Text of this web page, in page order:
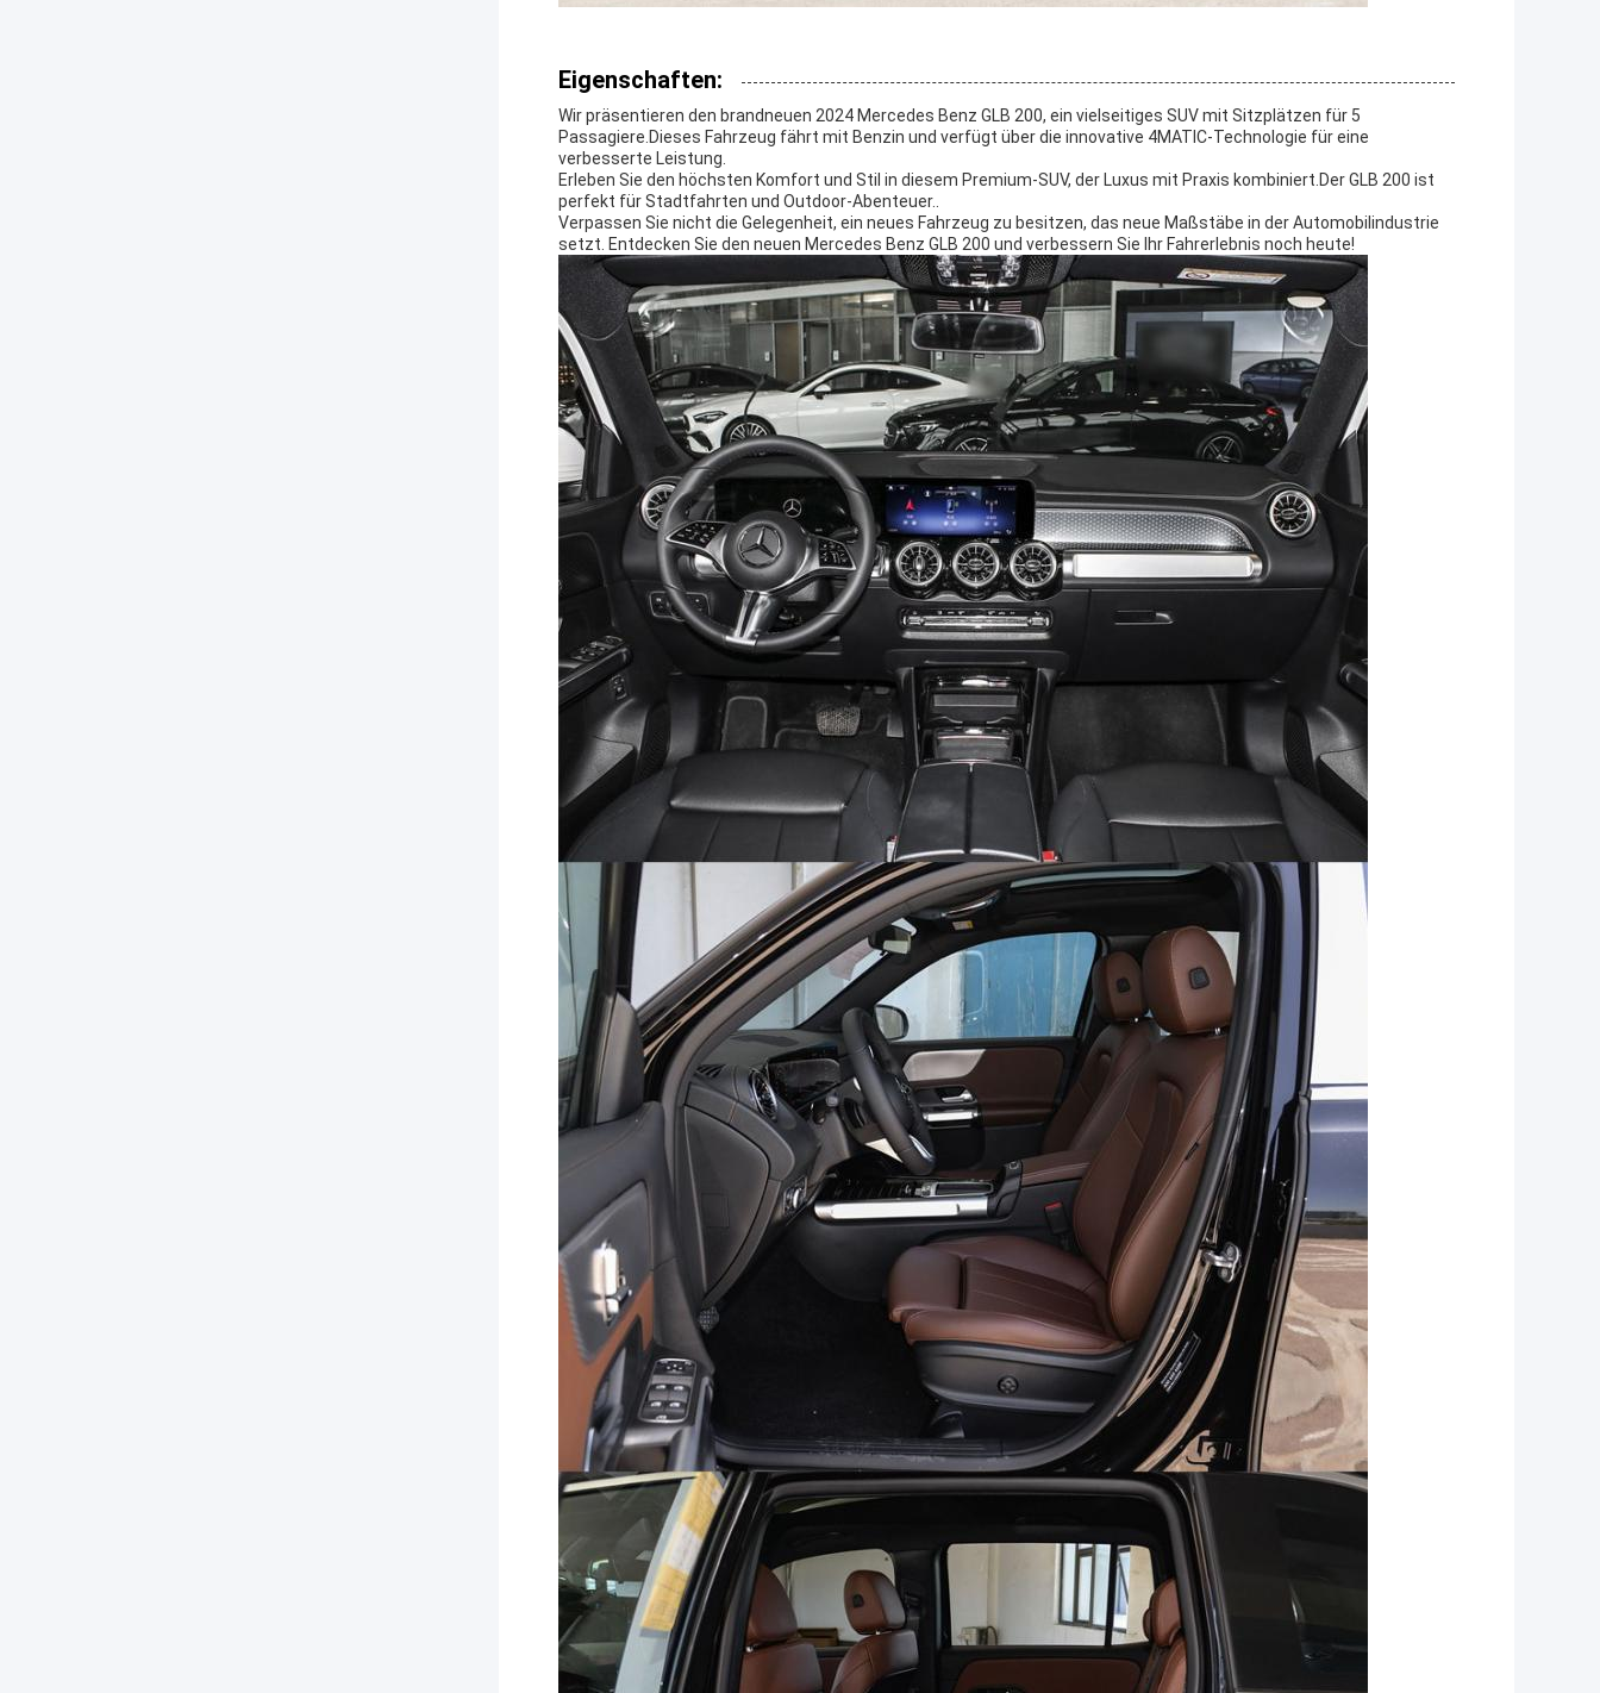
Eigenschaften:
Wir präsentieren den brandneuen 2024 Mercedes Benz GLB 200, ein vielseitiges SUV mit Sitzplätzen für 5
Passagiere.Dieses Fahrzeug fährt mit Benzin und verfügt über die innovative 4MATIC-Technologie für eine
verbesserte Leistung.
Erleben Sie den höchsten Komfort und Stil in diesem Premium-SUV, der Luxus mit Praxis kombiniert.Der GLB 200 ist
perfekt für Stadtfahrten und Outdoor-Abenteuer..
Verpassen Sie nicht die Gelegenheit, ein neues Fahrzeug zu besitzen, das neue Maßstäbe in der Automobilindustrie
setzt. Entdecken Sie den neuen Mercedes Benz GLB 200 und verbessern Sie Ihr Fahrerlebnis noch heute!